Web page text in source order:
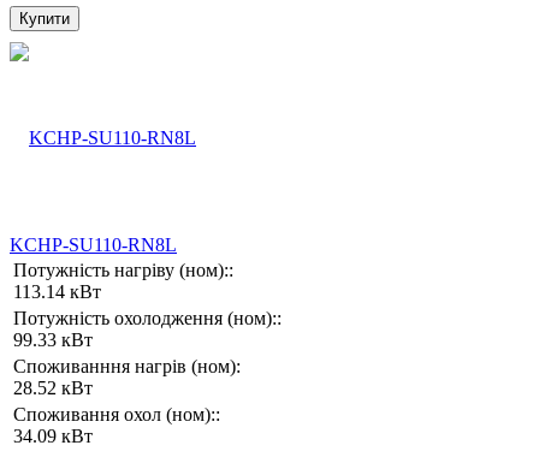
Купити
KCHP-SU110-RN8L
Потужність нагріву (ном)::
113.14 кВт
Потужність охолодження (ном)::
99.33 кВт
Споживанння нагрів (ном):
28.52 кВт
Споживання охол (ном)::
34.09 кВт